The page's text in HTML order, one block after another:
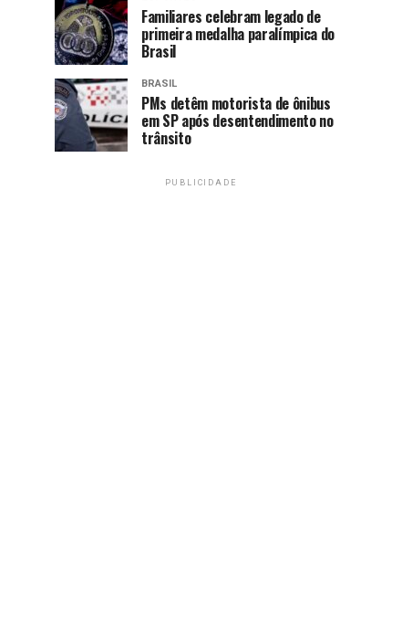
Familiares celebram legado de
primeira medalha paralímpica do
Brasil
BRASIL
PMs detêm motorista de ônibus
em SP após desentendimento no
trânsito
PUBLICIDADE